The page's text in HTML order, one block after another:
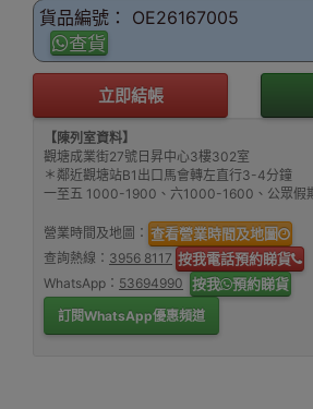
貨品編號： OE26167005
查貨
立即結帳
【陳列室資料】
觀塘成業街27號日昇中心3樓302室
＊鄰近觀塘站B1出口馬會轉左直行3-4分鐘
一至五 1000-1900、六1000-1600、公眾假
營業時間及地圖： 查看營業時間及地圖
查詢熱線： 3956 8117 按我電話預約睇貨
WhatsApp： 53694990 按我 預約睇貨
訂閱WhatsApp優惠頻道